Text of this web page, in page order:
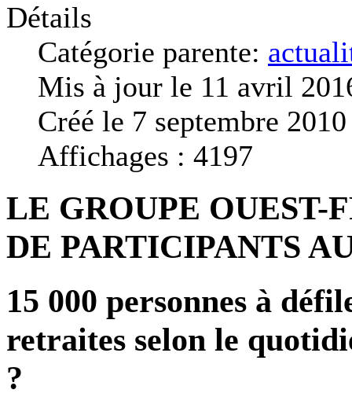
Détails
Catégorie parente:
Mis à jour le 11 avril
Créé le 7 septembre 2010
Affichages : 4197
LE GROUPE OUEST-
DE PARTICIPANTS
15 000 personnes à
retraites selon le
?